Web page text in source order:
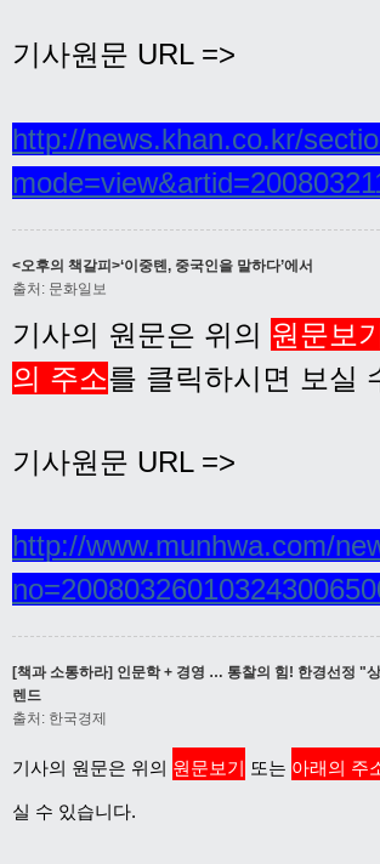
기사원문 URL =>
http://news.khan.co.kr/
<오후의 책갈피>‘이중톈, 중국인을 말하다’에서
출처: 문화일보
기사의 원문은 위의 원문보
의 주소를 클릭하시면 보실
기사원문 URL =>
http://www.munhwa.com/
[책과 소통하라] 인문학 + 경영 … 통찰의 힘! 한경선정 "
렌드
출처: 한국경제
기사의 원문은 위의 원문보기 또는 아래의 주
실 수 있습니다.